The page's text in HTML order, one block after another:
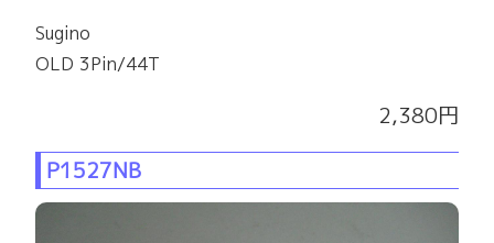
Sugino
OLD 3Pin/44T
2,380円
P1527NB